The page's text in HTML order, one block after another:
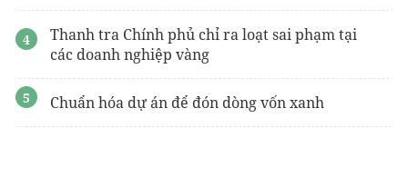
Thanh tra Chính phủ chỉ ra loạt sai phạm tại
các doanh nghiệp vàng
Chuẩn hóa dự án để đón dòng vốn xanh